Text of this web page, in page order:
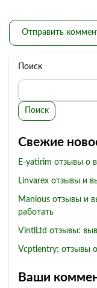
Поиск
Поиск
Свежие
E-yatirim отзывы о
Linvarex отзывы и
Manious отзывы и
работать
VintlLtd отзывы:
Vcptlentry: отзывы
Ваши